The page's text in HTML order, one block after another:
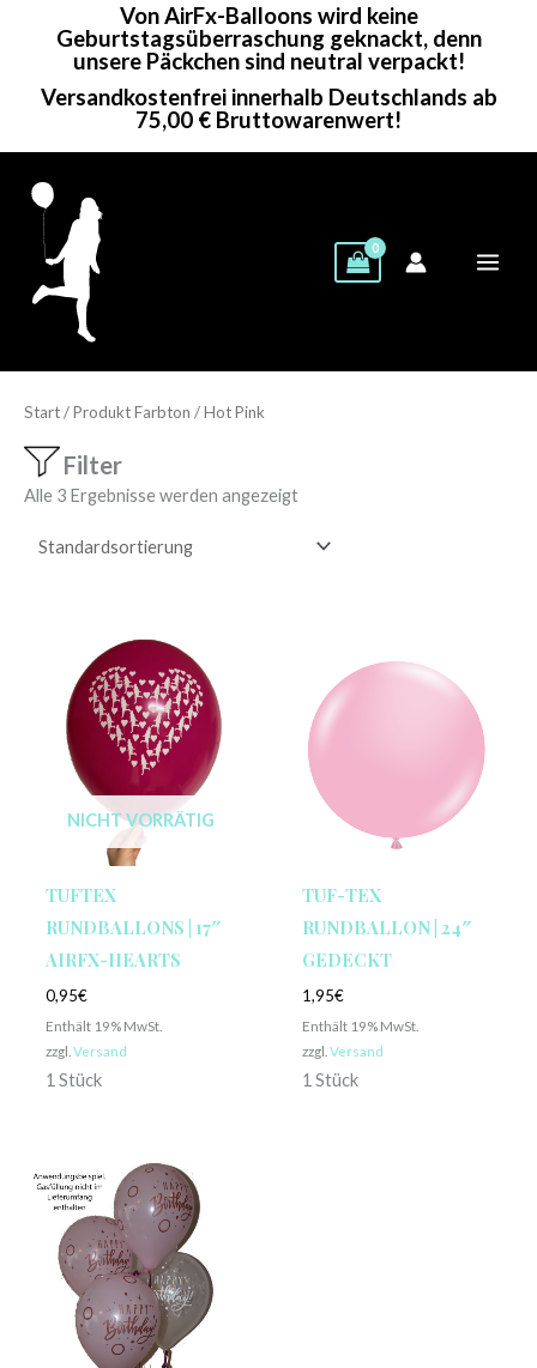
Von AirFx-Balloons wird keine
Geburtstagsüberraschung geknackt, denn
unsere Päckchen sind neutral verpackt!
Versandkostenfrei innerhalb Deutschlands ab
75,00 € Bruttowarenwert!
Start/ Produkt Farbton / Hot Pink
Filter
Alle 3 Ergebnisse werden angezeigt
NICHT VORRÄTIG
TUFTEX
RUNDBALLONS | 17″
AIRFX-HEARTS
0,95€
Enthält 19% MwSt.
zzgl. Versand
1 Stück
TUF-TEX
RUNDBALLON | 24″
GEDECKT
1,95€
Enthält 19% MwSt.
zzgl. Versand
1 Stück